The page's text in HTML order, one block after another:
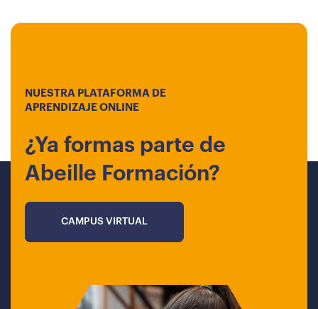
NUESTRA PLATAFORMA DE
APRENDIZAJE ONLINE
¿Ya formas parte de
Abeille Formación?
CAMPUS VIRTUAL